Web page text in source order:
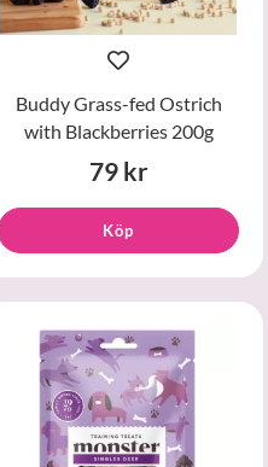
Buddy Grass-fed Ostrich
with Blackberries 200g
79 kr
Köp